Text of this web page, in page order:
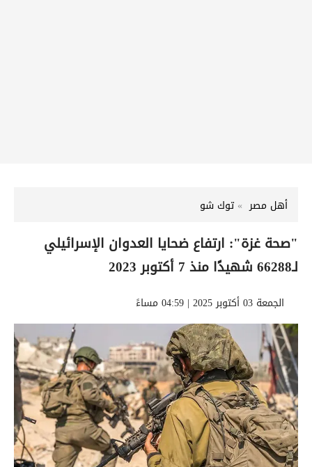
أهل مصر توك شو
"صحة غزة": ارتفاع ضحايا العدوان الإسرائيلي
لـ66288 شهيدًا منذ 7 أكتوبر 2023
الجمعة 03 أكتوبر 2025 | 04:59 مساءً